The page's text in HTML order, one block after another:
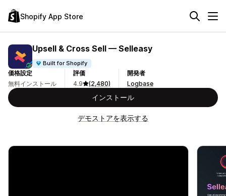
Shopify App Store
Upsell & Cross Sell — Selleasy
Built for Shopify
価格設定
無料インストール
評価
4.9
(2,480)
開発者
Logbase
インストール
デモストアを表示する